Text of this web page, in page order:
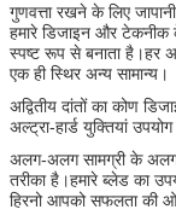
गुणवत्ता रखने के लिए
हमारे डिजाइन और
स्पष्ट रूप से बनाता है।हर
एक ही स्थिरअन्य सामान्य।
अद्वितीय दांतों का कोण
अल्ट्रा-हार्ड युक्तियां
अलग-अलग सामग्री के
तरीका है।हमारे ब्लेड का
हिरनो आपको सफलता की